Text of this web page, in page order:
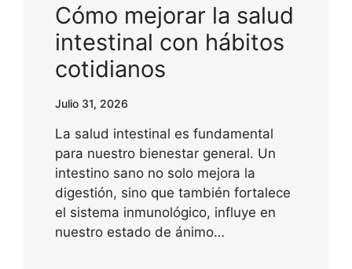
Cómo mejorar la salud
intestinal con hábitos
cotidianos
Julio 31, 2026
La salud intestinal es fundamental
para nuestro bienestar general. Un
intestino sano no solo mejora la
digestión, sino que también fortalece
el sistema inmunológico, influye en
nuestro estado de ánimo…